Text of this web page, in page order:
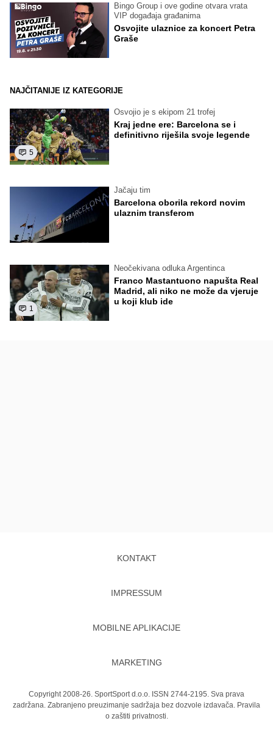
Bingo Group i ove godine otvara vrata
VIP događaja građanima
Osvojite ulaznice za koncert Petra
Graše
NAJČITANIJE IZ KATEGORIJE
5
Osvojio je s ekipom 21 trofej
Kraj jedne ere: Barcelona se i
definitivno riješila svoje legende
Jačaju tim
Barcelona oborila rekord novim
ulaznim transferom
1
Neočekivana odluka Argentinca
Franco Mastantuono napušta Real
Madrid, ali niko ne može da vjeruje
u koji klub ide
KONTAKT
IMPRESSUM
MOBILNE APLIKACIJE
MARKETING
Copyright 2008-26. SportSport d.o.o. ISSN 2744-2195. Sva prava
zadržana. Zabranjeno preuzimanje sadržaja bez dozvole izdavača. Pravila
o zaštiti privatnosti.